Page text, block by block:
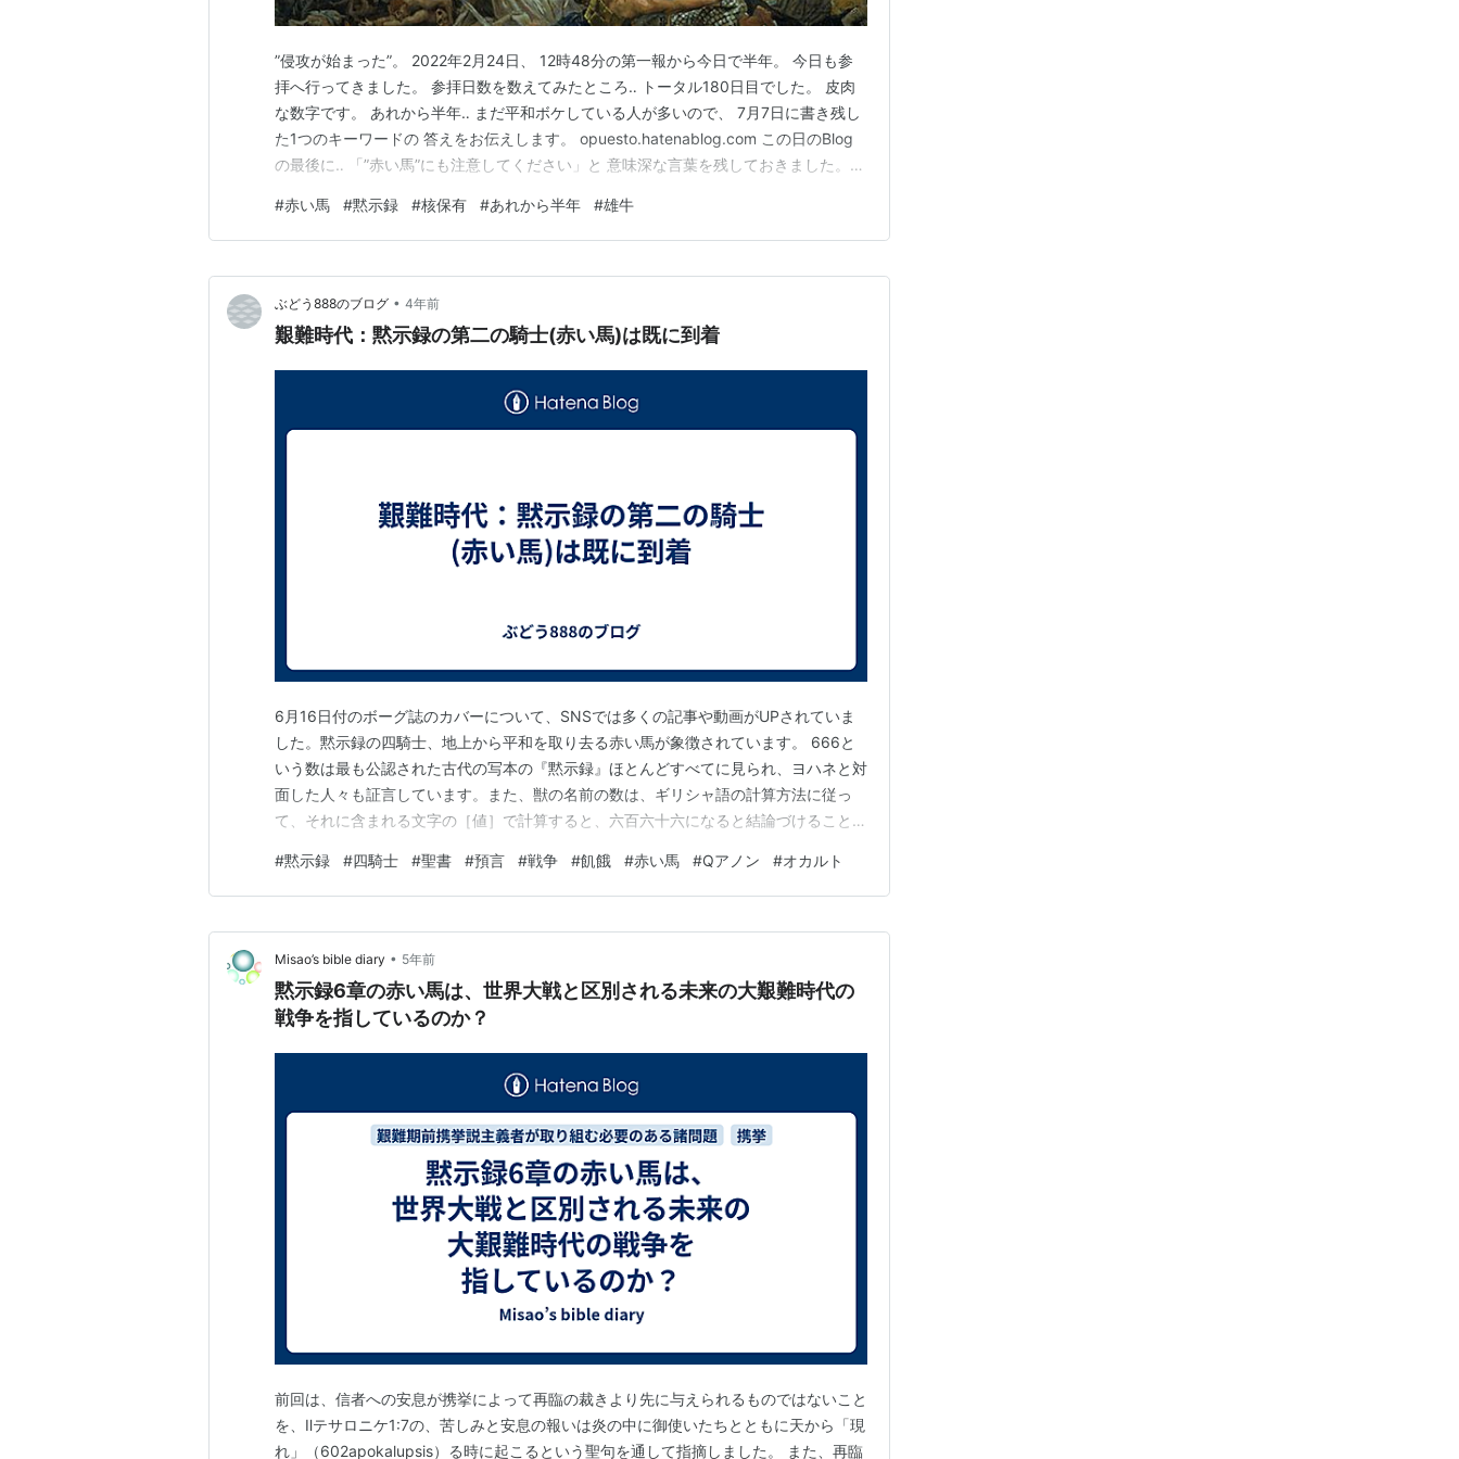
”侵攻が始まった”。 2022年2月24日、 12時48分の第一報から今日で半年。 今日も参
拝へ行ってきました。 参拝日数を数えてみたところ‥ トータル180日目でした。 皮肉
な数字です。 あれから半年‥ まだ平和ボケしている人が多いので、 7月7日に書き残し
た1つのキーワードの 答えをお伝えします。 opuesto.hatenablog.com この日のBlog
の最後に‥ 「”赤い馬”にも注意してください」と 意味深な言葉を残しておきました。
ょっとが経過しました。 その‥ ”赤い馬” は‥ こちらです。 …
#赤い馬 #黙示録 #核保有 #あれから半年 #雄牛
ぶどう888のブログ • 4年前
艱難時代：黙示録の第二の騎士(赤い馬)は既に到着
6月16日付のボーグ誌のカバーについて、SNSでは多くの記事や動画がUPされていま
した。黙示録の四騎士、地上から平和を取り去る赤い馬が象徴されています。 666と
いう数は最も公認された古代の写本の『黙示録』ほとんどすべてに見られ、ヨハネと対
面した人々も証言しています。また、獣の名前の数は、ギリシャ語の計算方法に従っ
て、それに含まれる文字の［値］で計算すると、六百六十六になると結論づけることが
堅持するこの数字は、初めに起こった背教の再現を示し、その全容を把握し、中間期に
起こった背教の再現を示します）。 ごく稀に、黙示録…
#黙示録 #四騎士 #聖書 #預言 #戦争 #飢餓 #赤い馬 #Qアノン #オカルト
Misao’s bible diary • 5年前
黙示録6章の赤い馬は、世界大戦と区別される未来の大艱難時代の
戦争を指しているのか？
前回は、信者への安息が携挙によって再臨の裁きより先に与えられるものではないこと
を、Ⅱテサロニケ1:7の、苦しみと安息の報いは炎の中に御使いたちとともに天から「現
れ」（602apokalupsis）る時に起こるという聖句を通して指摘しました。 また、再臨